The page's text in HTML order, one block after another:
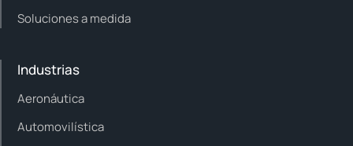
Soluciones a medida
Industrias
Aeronáutica
Automovilística